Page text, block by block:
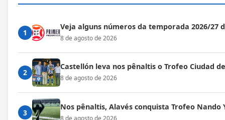
1
Veja alguns números da temporada 2026/27
8 de agosto de 2026
2
Castellón leva nos pênaltis o Trofeo Ciudad
8 de agosto de 2026
3
Nos pênaltis, Alavés conquista Trofeo Nando
8 de agosto de 2026